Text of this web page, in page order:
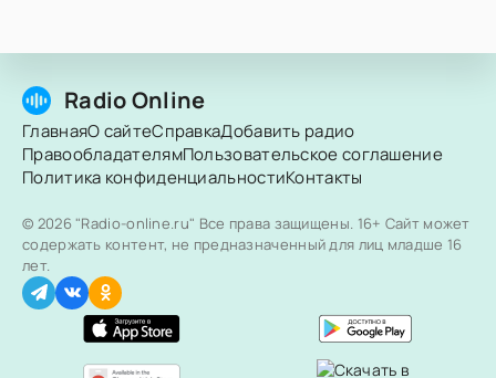
Radio Online
ГлавнаяО сайтеСправкаДобавить радио
ПравообладателямПользовательское соглашение
Политика конфиденциальностиКонтакты
© 2026 "Radio-online.ru" Все права защищены. 16+ Сайт может
содержать контент, не предназначенный для лиц младше 16
лет.